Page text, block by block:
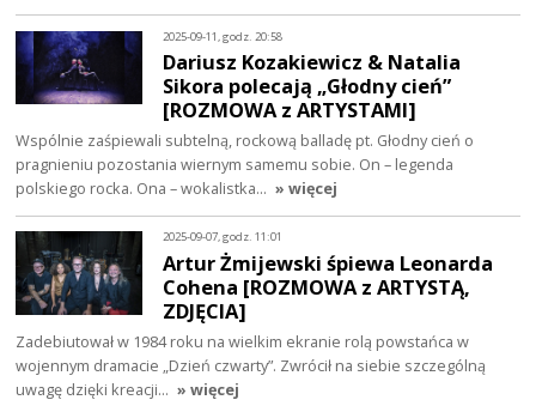
2025-09-11, godz. 20:58
Dariusz Kozakiewicz & Natalia
Sikora polecają „Głodny cień”
[ROZMOWA z ARTYSTAMI]
Wspólnie zaśpiewali subtelną, rockową balladę pt. Głodny cień o
pragnieniu pozostania wiernym samemu sobie. On – legenda
polskiego rocka. Ona – wokalistka… » więcej
2025-09-07, godz. 11:01
Artur Żmijewski śpiewa Leonarda
Cohena [ROZMOWA z ARTYSTĄ,
ZDJĘCIA]
Zadebiutował w 1984 roku na wielkim ekranie rolą powstańca w
wojennym dramacie „Dzień czwarty”. Zwrócił na siebie szczególną
uwagę dzięki kreacji… » więcej